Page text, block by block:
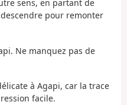
sens, en partant de
pour remonter
Ne manquez pas de
à Agapi, car la trace
facile.